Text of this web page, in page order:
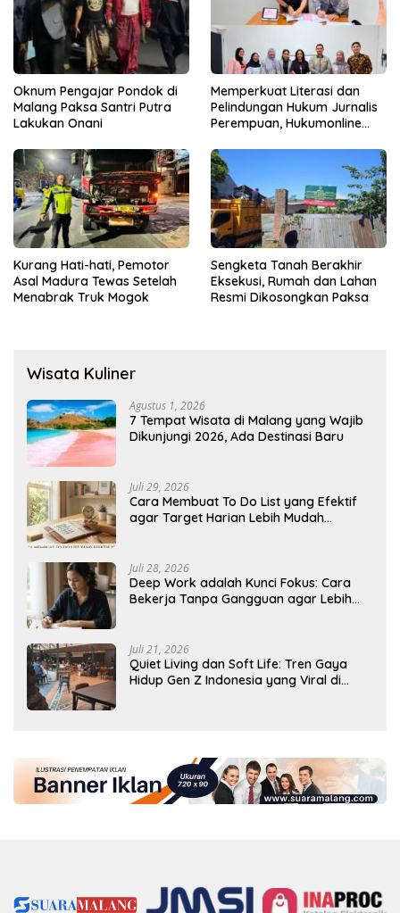
Oknum Pengajar Pondok di
Malang Paksa Santri Putra
Lakukan Onani
Memperkuat Literasi dan
Pelindungan Hukum Jurnalis
Perempuan, Hukumonline
Gratis
Kurang Hati-hati, Pemotor
Asal Madura Tewas Setelah
Menabrak Truk Mogok
Sengketa Tanah Berakhir
Eksekusi, Rumah dan Lahan
Resmi Dikosongkan Paksa
Wisata Kuliner
Agustus 1, 2026
7 Tempat Wisata di Malang yang Wajib
Dikunjungi 2026, Ada Destinasi Baru
Juli 29, 2026
Cara Membuat To Do List yang Efektif
agar Target Harian Lebih Mudah
Juli 28, 2026
Deep Work adalah Kunci Fokus: Cara
Bekerja Tanpa Gangguan agar Lebih
Juli 21, 2026
Quiet Living dan Soft Life: Tren Gaya
Hidup Gen Z Indonesia yang Viral di